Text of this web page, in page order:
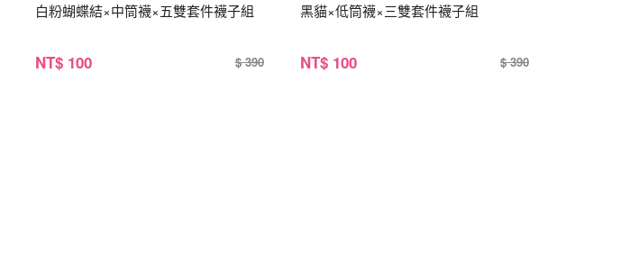
白粉蝴蝶結×中筒襪×五雙套件襪子組
NT$ 100 $ 390
黑貓×低筒襪×三雙套件襪子組
NT$ 100 $ 390